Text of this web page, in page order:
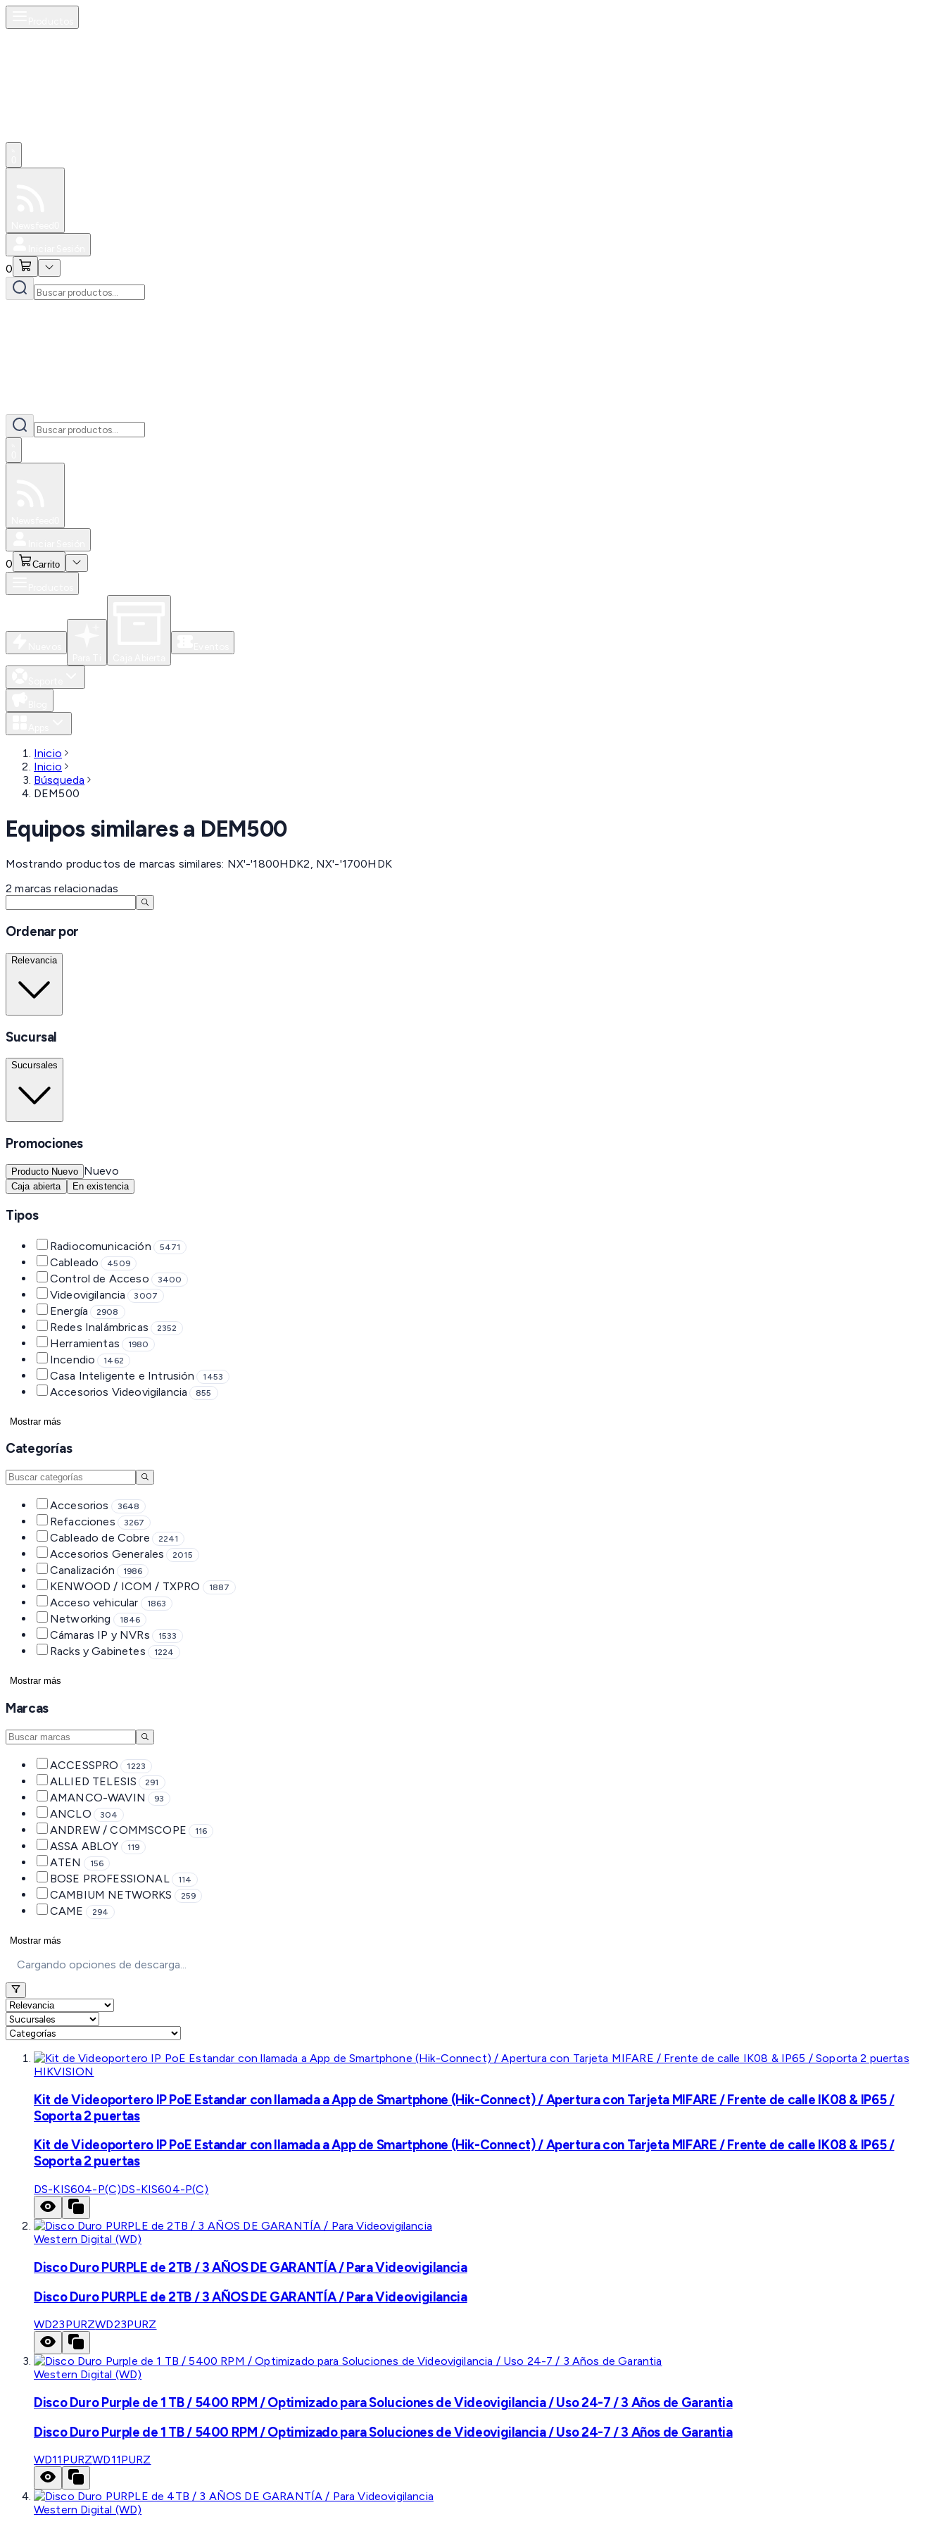
0
0 Carrito
Inicio
Inicio
Búsqueda
DEM500
Equipos similares a DEM500
Mostrando productos de marcas similares: NX'-'1800HDK2, NX'-'1700HDK
2 marcas relacionadas
Ordenar por
Relevancia
Sucursal
Sucursales
Promociones
Producto Nuevo Nuevo
Caja abierta En existencia
Tipos
Radiocomunicación 5471
Cableado 4509
Control de Acceso 3400
Videovigilancia 3007
Energía 2908
Redes Inalámbricas 2352
Herramientas 1980
Incendio 1462
Casa Inteligente e Intrusión 1453
Accesorios Videovigilancia 855
Mostrar más
Categorías
Accesorios 3648
Refacciones 3267
Cableado de Cobre 2241
Accesorios Generales 2015
Canalización 1986
KENWOOD / ICOM / TXPRO 1887
Acceso vehicular 1863
Networking 1846
Cámaras IP y NVRs 1533
Racks y Gabinetes 1224
Mostrar más
Marcas
ACCESSPRO 1223
ALLIED TELESIS 291
AMANCO-WAVIN 93
ANCLO 304
ANDREW / COMMSCOPE 116
ASSA ABLOY 119
ATEN 156
BOSE PROFESSIONAL 114
CAMBIUM NETWORKS 259
CAME 294
Mostrar más
Cargando opciones de descarga...
HIKVISION
Kit de Videoportero IP PoE Estandar con llamada a App de Smartphone (Hik-Connect) / Apertura con Tarjeta MIFARE / Frente de calle IK08 & IP65 /
Soporta 2 puertas
Kit de Videoportero IP PoE Estandar con llamada a App de Smartphone (Hik-Connect) / Apertura con Tarjeta MIFARE / Frente de calle IK08 & IP65 /
Soporta 2 puertas
DS-KIS604-P(C)DS-KIS604-P(C)
Western Digital (WD)
Disco Duro PURPLE de 2TB / 3 AÑOS DE GARANTÍA / Para Videovigilancia
Disco Duro PURPLE de 2TB / 3 AÑOS DE GARANTÍA / Para Videovigilancia
WD23PURZWD23PURZ
Western Digital (WD)
Disco Duro Purple de 1 TB / 5400 RPM / Optimizado para Soluciones de Videovigilancia / Uso 24-7 / 3 Años de Garantia
Disco Duro Purple de 1 TB / 5400 RPM / Optimizado para Soluciones de Videovigilancia / Uso 24-7 / 3 Años de Garantia
WD11PURZWD11PURZ
Western Digital (WD)